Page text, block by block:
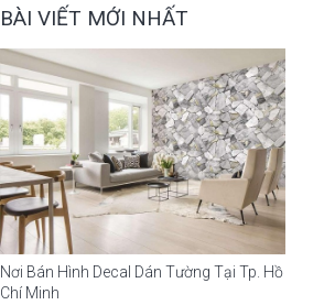
BÀI VIẾT MỚI NHẤT
Nơi Bán Hình Decal Dán Tường Tại Tp. Hồ
Chí Minh